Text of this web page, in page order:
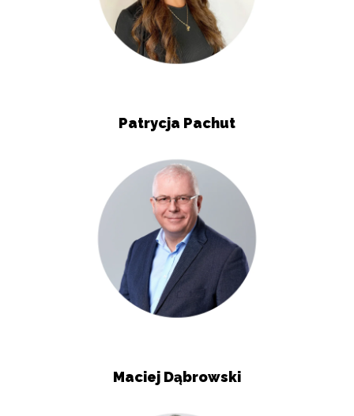
Patrycja Pachut
Maciej Dąbrowski